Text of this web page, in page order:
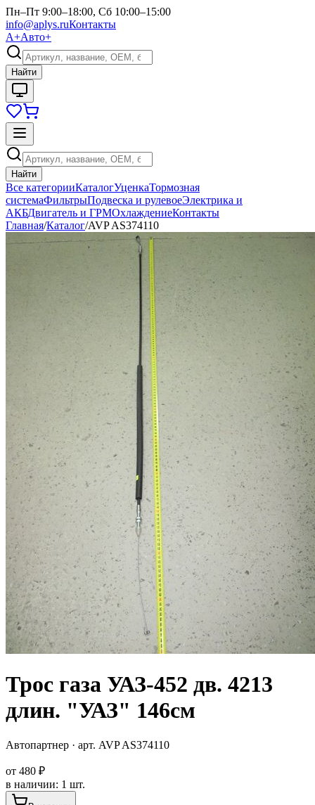
Пн–Пт 9:00–18:00, Сб 10:00–15:00
info@aplys.ruКонтакты
А+Авто+
Найти
Найти
Все категорииКаталогУценкаТормозная
системаФильтрыПодвеска и рулевоеЭлектрика и
АКБДвигатель и ГРМОхлаждениеКонтакты
Главная/Каталог/AVP AS374110
Трос газа УАЗ-452 дв. 4213
длин. "УАЗ" 146см
Автопартнер · арт. AVP AS374110
от 480 ₽
в наличии: 1 шт.